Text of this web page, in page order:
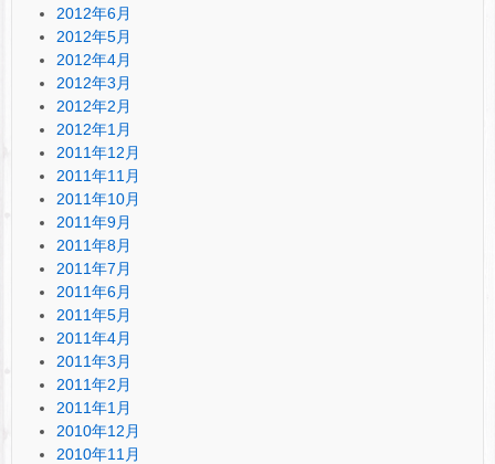
2012年6月
2012年5月
2012年4月
2012年3月
2012年2月
2012年1月
2011年12月
2011年11月
2011年10月
2011年9月
2011年8月
2011年7月
2011年6月
2011年5月
2011年4月
2011年3月
2011年2月
2011年1月
2010年12月
2010年11月